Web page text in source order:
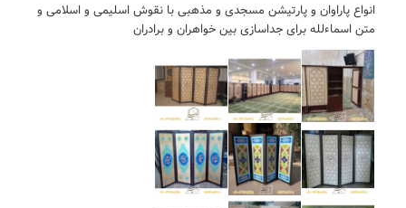
انواع پاراوان و پارتیشن مسجدی و مذهبی با نقوش اسلیمی و اسلامی و
متن اسماءلله برای جداسازی بین خواهران و برادران